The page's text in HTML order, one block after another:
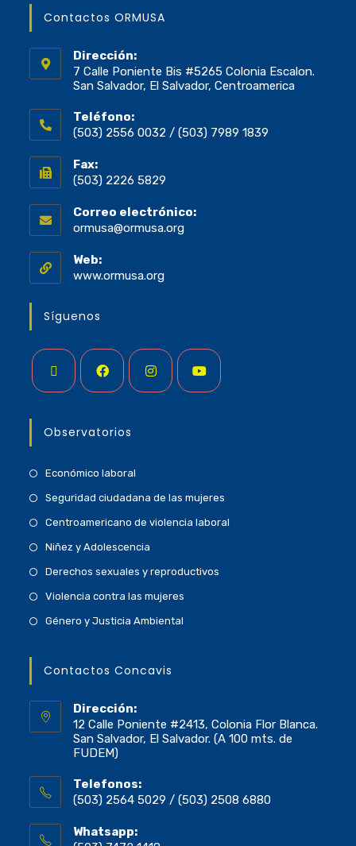
Contactos ORMUSA
Dirección:
7 Calle Poniente Bis #5265 Colonia Escalon.
San Salvador, El Salvador, Centroamerica
Teléfono:
(503) 2556 0032 / (503) 7989 1839
Fax:
(503) 2226 5829
Correo electrónico:
ormusa@ormusa.org
Web:
www.ormusa.org
Síguenos
Observatorios
Económico laboral
Seguridad ciudadana de las mujeres
Centroamericano de violencia laboral
Niñez y Adolescencia
Derechos sexuales y reproductivos
Violencia contra las mujeres
Género y Justicia Ambiental
Contactos Concavis
Dirección:
12 Calle Poniente #2413, Colonia Flor Blanca.
San Salvador, El Salvador. (A 100 mts. de
FUDEM)
Telefonos:
(503) 2564 5029 / (503) 2508 6880
Whatsapp: